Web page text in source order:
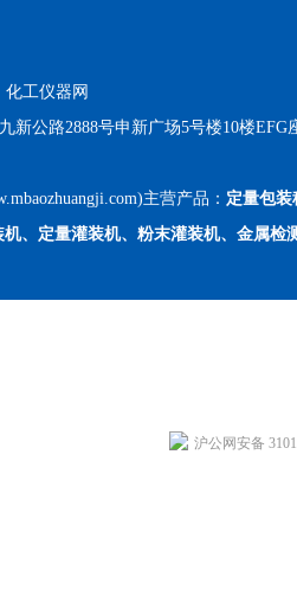
化工仪器网
新公路2888号申新广场5号楼10楼EFG
主营产品： 定量包装
、定量灌装机、粉末灌装机、金属检
沪公网安备